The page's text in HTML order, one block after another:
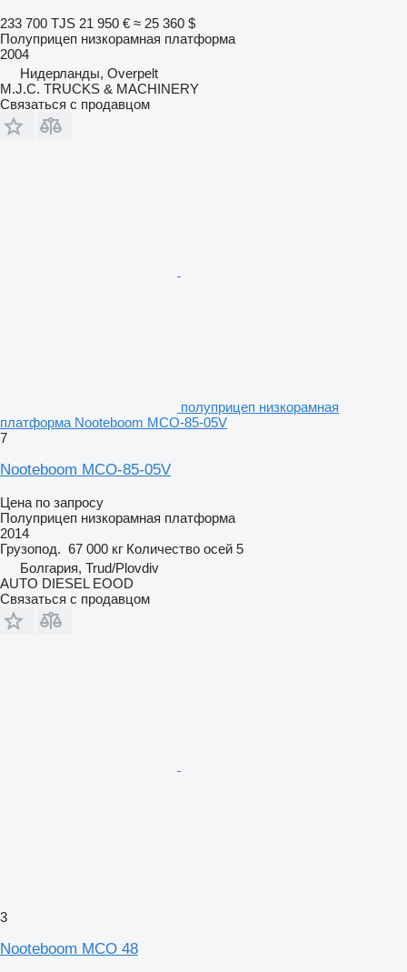
233 700 TJS 21 950 € ≈ 25 360 $
Полуприцеп низкорамная платформа
2004
Нидерланды, Overpelt
M.J.C. TRUCKS & MACHINERY
Связаться с продавцом
полуприцеп низкорамная
платформа Nooteboom MCO-85-05V
7
Nooteboom MCO-85-05V
Цена по запросу
Полуприцеп низкорамная платформа
2014
Грузопод. 67 000 кг Количество осей 5
Болгария, Trud/Plovdiv
AUTO DIESEL EOOD
Связаться с продавцом
3
Nooteboom MCO 48